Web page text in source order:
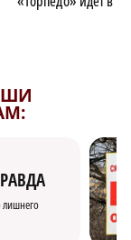
лишнего